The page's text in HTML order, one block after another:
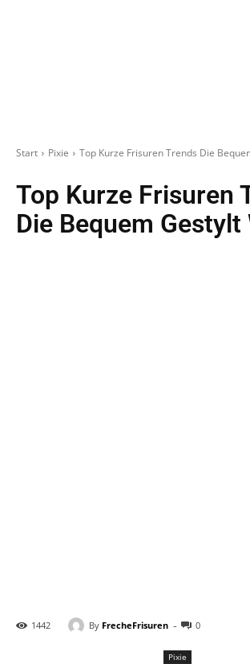
Start Pixie Top Kurze Frisuren Trends Die
Top Kurze Frisuren
Die Bequem Gestylt
1442 By FrecheFrisuren - 0
Pixie